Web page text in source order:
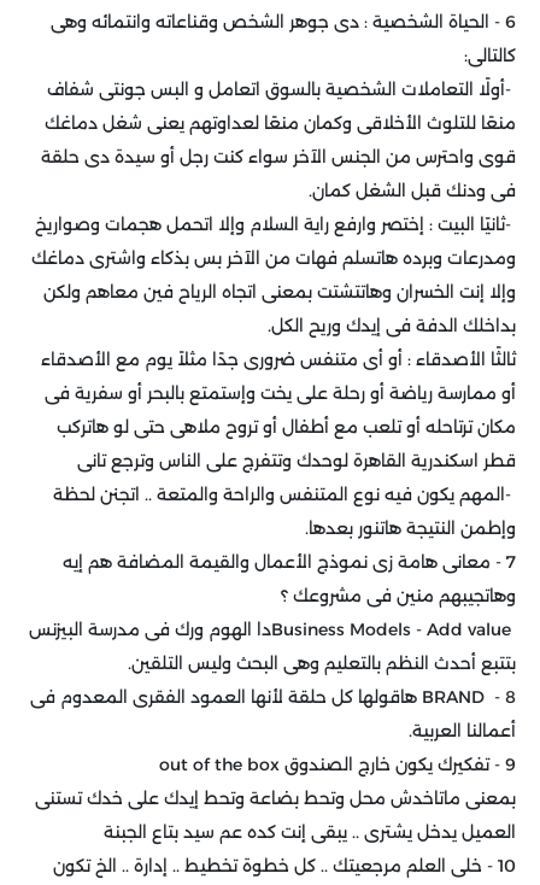
6 - الحياة الشخصية : دى جوهر الشخص وقناعاته وانتمائه وهى
كالتالى:
-أولًا التعاملات الشخصية بالسوق اتعامل و البس جونتى شفاف
منعًا للتلوث الأخلاقى وكمان منعًا لعداوتهم يعنى شغل دماغك
قوى واحترس من الجنس الآخر سواء كنت رجل أو سيدة دى حلقة
فى ودنك قبل الشغل كمان.
-ثانيًا البيت : إختصر وارفع راية السلام وإلا اتحمل هجمات وصواريخ
ومدرعات وبرده هاتسلم فهات من الآخر بس بذكاء واشترى دماغك
وإلا إنت الخسران وهاتتشتت بمعنى اتجاه الرياح فين معاهم ولكن
بداخلك الدفة فى إيدك وريح الكل.
ثالثًا الأصدقاء : أو أى متنفس ضرورى جدًا مثلاً يوم مع الأصدقاء
أو ممارسة رياضة أو رحلة على يخت وإستمتع بالبحر أو سفرية فى
مكان ترتاحله أو تلعب مع أطفال أو تروح ملاهى حتى لو هاتركب
قطر اسكندرية القاهرة لوحدك وتتفرج على الناس وترجع تانى
-المهم يكون فيه نوع المتنفس والراحة والمتعة .. اتجنن لحظة
وإطمن النتيجة هاتنور بعدها.
7 - معانى هامة زى نموذج الأعمال والقيمة المضافة هم إيه
وهاتجيبهم منين فى مشروعك ؟
Business Models - Add valueدا الهوم ورك فى مدرسة البيزنس
بتتبع أحدث النظم بالتعليم وهى البحث وليس التلقين.
8 -
BRAND هاقولها كل حلقة لأنها العمود الفقرى المعدوم فى
أعمالنا العربية.
9 - تفكيرك يكون خارج الصندوق
out of the box
بمعنى ماتاخدش محل وتحط بضاعة وتحط إيدك على خدك تستنى
العميل يدخل يشترى .. يبقى إنت كده عم سيد بتاع الجبنة
10 - خلى العلم مرجعيتك .. كل خطوة تخطيط .. إدارة .. الخ تكون